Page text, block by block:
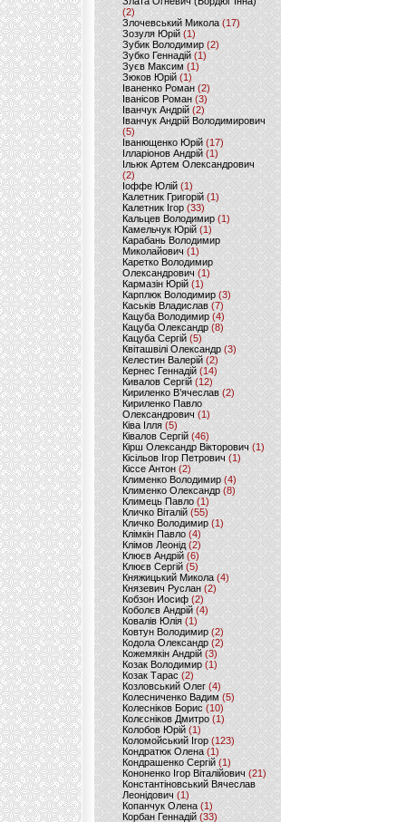
(2)
Злочевський Микола(17)
Зозуля Юрій (1)
Зубик Володимир (2)
Зубко Геннадій (1)
Зуєв Максим(1)
Зюков Юрій (1)
Іваненко Роман (2)
Іванісов Роман (3)
Іванчук Андрій(2)
Іванчук Андрій Володимирович
(5)
Іванющенко Юрій (17)
Ілларіонов Андрій (1)
Ільюк Артем Олександрович
(2)
Іоффе Юлій (1)
Калетник Григорій(1)
Калетник Ігор (33)
Кальцев Володимир(1)
Камельчук Юрій (1)
Карабань Володимир
Миколайович (1)
Каретко Володимир
Олександрович (1)
Кармазін Юрій(1)
Карплюк Володимир(3)
Каськів Владислав (7)
Кацуба Володимир (4)
Кацуба Олександр (8)
Кацуба Сергій (5)
Квіташвілі Олександр(3)
Келестин Валерій(2)
Кернес Геннадій (14)
Кивалов Сергій (12)
Кириленко В’ячеслав (2)
Кириленко Павло
Олександрович (1)
Ківа Ілля (5)
Ківалов Сергій(46)
Кірш Олександр Вікторович (1)
Кісільов Ігор Петрович (1)
Кіссе Антон (2)
Клименко Володимир(4)
Клименко Олександр (8)
Климець Павло (1)
Кличко Віталій(55)
Кличко Володимир (1)
Клімкін Павло (4)
Клімов Леонід(2)
Клюєв Андрій(6)
Клюєв Сергій (5)
Княжицький Микола(4)
Князевич Руслан (2)
Кобзон Иосиф(2)
Коболєв Андрій (4)
Ковалів Юлія(1)
Ковтун Володимир (2)
Кодола Олександр (2)
Кожемякін Андрій (3)
Козак Володимир (1)
Козак Тарас (2)
Козловський Олег(4)
Колесниченко Вадим (5)
Колесніков Борис (10)
Колєсніков Дмитро (1)
Колобов Юрій (1)
Коломойський Ігор (123)
Кондратюк Олена(1)
Кондрашенко Сергій (1)
Кононенко Ігор Віталійович (21)
Константіновський Вячеслав
Леонідович (1)
Копанчук Олена (1)
Корбан Геннадій (33)